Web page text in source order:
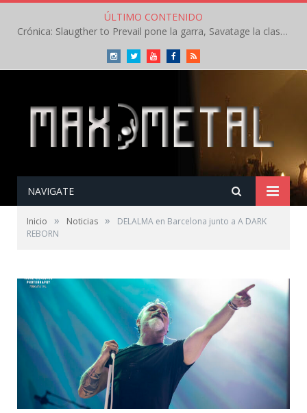
ÚLTIMO CONTENIDO
Crónica: Slaugther to Prevail pone la garra, Savatage la clase en la apertura del Leyendas del Rock – Miércoles – Agosto 2026
InstagramTwitterYoutubeFacebookRSS
NAVIGATE
Inicio » Noticias »
DELALMA en Barcelona junto a A DARK
REBORN